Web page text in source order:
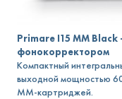
Primare I15 MM Black
фонокорректором
Компактный
выходной мощностью
MM-картриджей.